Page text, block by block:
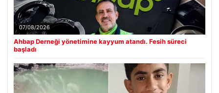
07/08/2026
Ahbap Derneği yönetimine kayyum atandı. Fesih süreci
başladı